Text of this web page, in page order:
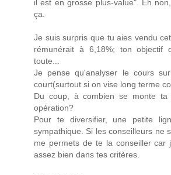
il est en grosse plus-value". Eh
ça.
Je suis surpris que tu aies vendu
rémunérait à 6,18%; ton objectif
toute...
Je pense qu'analyser le cours
court(surtout si on vise long terme
Du coup, à combien se monte ta
opération?
Pour te diversifier, une petite
sympathique. Si les conseilleurs ne
me permets de te la conseiller car
assez bien dans tes critères.